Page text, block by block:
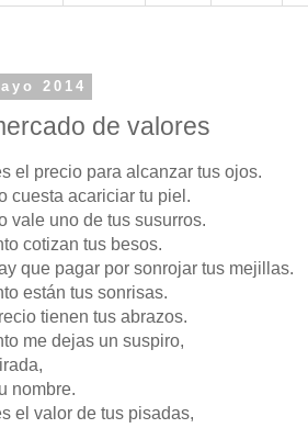
2014
de valores
el precio para alcanzar tus ojos.
cuesta acariciar tu piel.
vale uno de tus susurros.
cotizan tus besos.
que pagar por sonrojar tus mejillas.
están tus sonrisas.
tienen tus abrazos.
me dejas un suspiro,
nombre.
el valor de tus pisadas,